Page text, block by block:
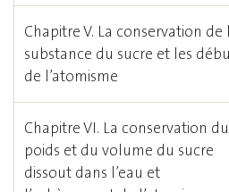
Chapitre V. La conservation de
substance du sucre et les
de l’atomisme
Chapitre VI. La conservation du
poids et du volume du sucre
dissout dans l’eau et